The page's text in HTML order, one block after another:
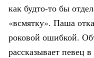
как будто-то бы
«всмятку». Паша
роковой ошибкой.
рассказывает певец